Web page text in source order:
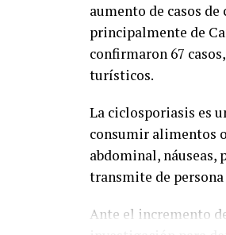
aumento de casos
principalmente de
confirmaron 67
turísticos.
La ciclosporiasis es
consumir alimentos
abdominal, náuseas,
transmite de
Ante el incremento